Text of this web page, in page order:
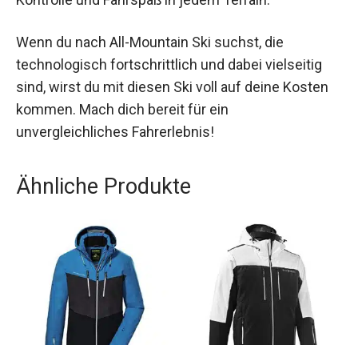
Kontrolle und Fahrspaß in jedem Terrain.
Wenn du nach All-Mountain Ski suchst, die
technologisch fortschrittlich und dabei vielseitig
sind, wirst du mit diesen Ski voll auf deine Kosten
kommen. Mach dich bereit für ein
unvergleichliches Fahrerlebnis!
Ähnliche Produkte